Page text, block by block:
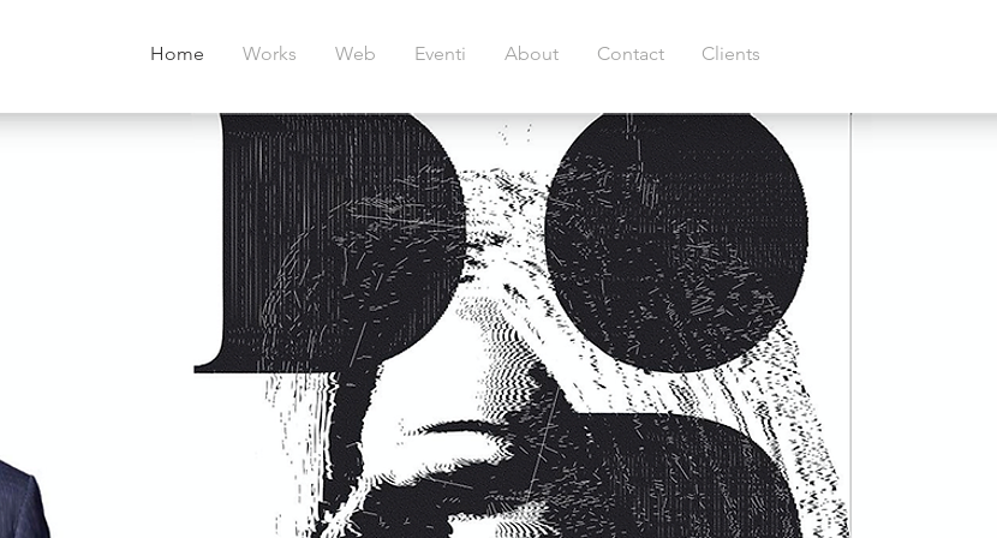
Home Works Web Eventi About Contact Clients